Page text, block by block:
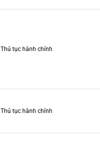
Thủ tục hành chính
Thủ tục hành chính